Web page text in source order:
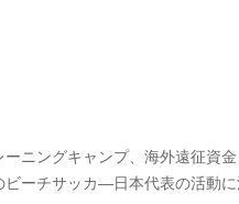
ニングキャンプ、海外遠征資金
ーチサッカ―日本代表の活動に